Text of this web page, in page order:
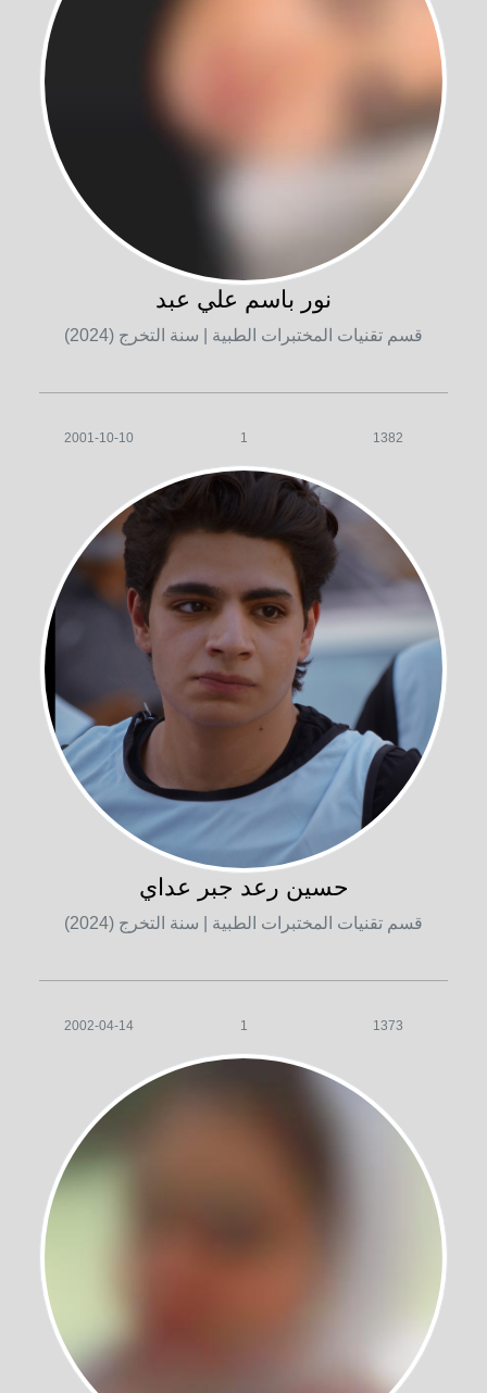
نور باسم علي عبد
قسم تقنيات المختبرات الطبية | سنة التخرج (2024)
1382
1
2001-10-10
حسين رعد جبر عداي
قسم تقنيات المختبرات الطبية | سنة التخرج (2024)
1373
1
2002-04-14